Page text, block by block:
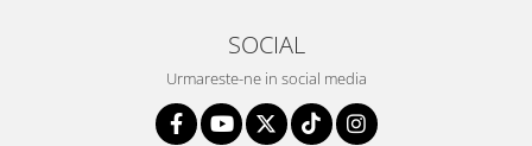
SOCIAL
Urmareste-ne in social media